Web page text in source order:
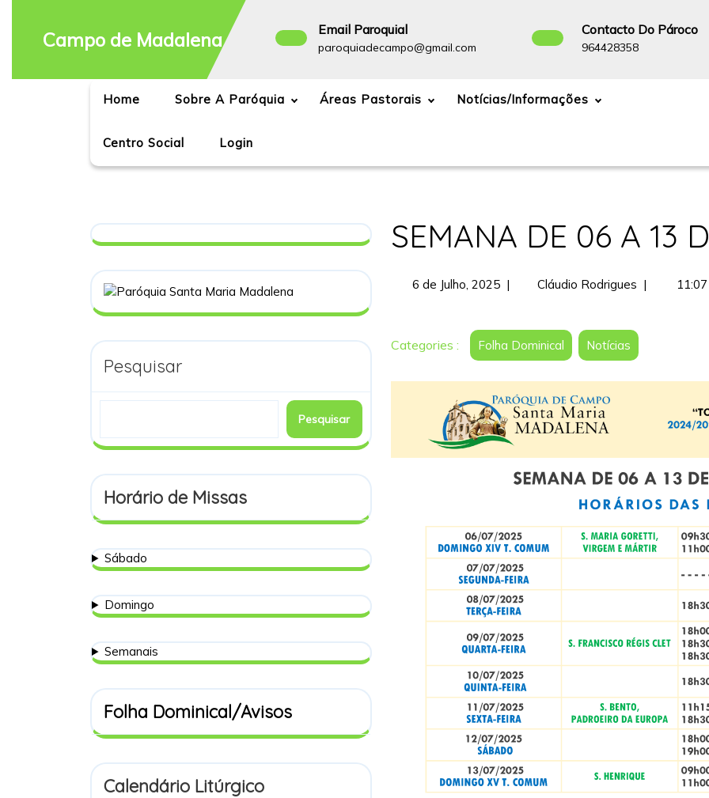
contentCampo de Madalena Email Paroquial
paroquiadecampo@gmail.com paroquiadecampo@gmail.com
Contacto Do Pároco
964428358964428358
Home Sobre A Paróquia Áreas Pastorais Notícias/Informações
Centro Social Login
Pesquisar
Pesquisar
Horário de Missas
Sábado
Domingo
Semanais
Folha Dominical/Avisos
Calendário Litúrgico
SEMANA DE 06 A 13
6 de Julho, 20256 | Cláudio RodriguesSEMANA
A
13
| 11:07
Categories : Folha Dominical Notícias